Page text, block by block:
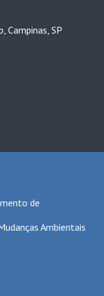
Campinas, SP
de
Ambientais